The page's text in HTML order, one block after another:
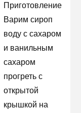
Приготовление
Варим сироп
воду с сахаром
и ванильным
сахаром
прогреть с
открытой
крышкой на